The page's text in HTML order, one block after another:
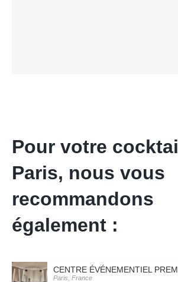
Pour votre
Paris, nous vous
recommandons
également :
CENTRE ÉVÉNEMENTIEL
Paris, France